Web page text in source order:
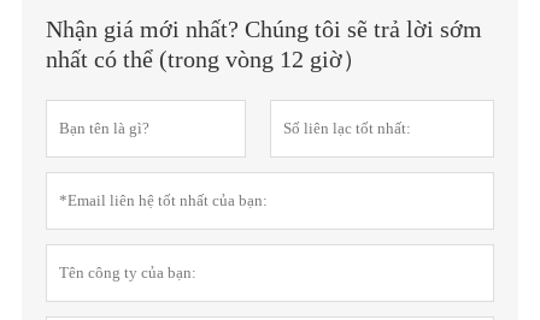
Nhận giá mới nhất? Chúng tôi sẽ trả lời sớm
nhất có thể (trong vòng 12 giờ）